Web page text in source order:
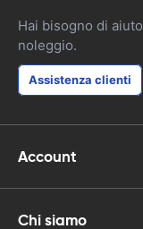
Hai bisogno di
noleggio.
Assistenza clienti
Account
Chi siamo